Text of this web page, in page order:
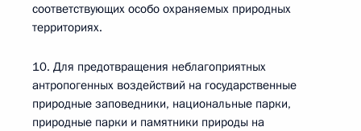
соответствующих особо охраняемых природных
территориях.
10. Для предотвращения неблагоприятных
антропогенных воздействий на государственные
природные заповедники, национальные парки,
природные парки и памятники природы на